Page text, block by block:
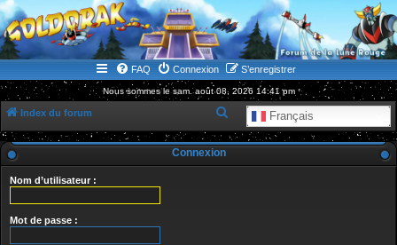
WWW.GOLDORAKGO.COM
le site de la Lune Rouge
FAQ Connexion S’enregistrer
Nous sommes le sam. août 08, 2026 14:41 pm
Index du forum Français
e
Connexion
Nom d’utilisateur :
Mot de passe :